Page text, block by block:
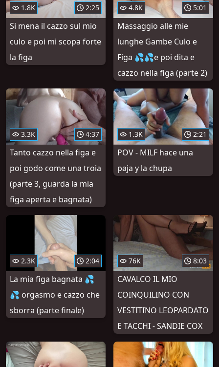
1.8K 2:25
Si mena il cazzo sul mio
culo e poi mi scopa forte
la figa
4.8K 5:01
Massaggio alle mie
lunghe Gambe Culo e
Figa 💦💦e poi dita e
cazzo nella figa (parte 2)
3.3K 4:37
Tanto cazzo nella figa e
poi godo come una troia
(parte 3, guarda la mia
figa aperta e bagnata)
1.3K 2:21
POV - MILF hace una
paja y la chupa
2.3K 2:04
La mia figa bagnata 💦
💦 orgasmo e cazzo che
sborra (parte finale)
76K 8:03
CAVALCO IL MIO
COINQUILINO CON
VESTITINO LEOPARDATO
E TACCHI - SANDIE COX